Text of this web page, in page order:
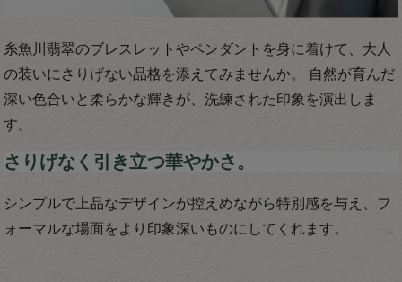
糸魚川翡翠のブレスレットやペンダントを身に着けて、大人
の装いにさりげない品格を添えてみませんか。 自然が育んだ
深い色合いと柔らかな輝きが、洗練された印象を演出しま
す。
さりげなく引き立つ華やかさ。
シンプルで上品なデザインが控えめながら特別感を与え、フ
ォーマルな場面をより印象深いものにしてくれます。